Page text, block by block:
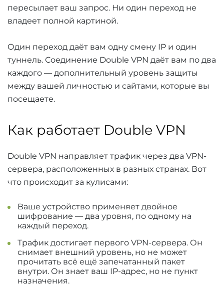
пересылает ваш запрос. Ни один переход не
владеет полной картиной.
Один переход даёт вам одну смену IP и один
туннель. Соединение Double VPN даёт вам по два
каждого — дополнительный уровень защиты
между вашей личностью и сайтами, которые вы
посещаете.
Как работает Double VPN
Double VPN направляет трафик через два VPN-
сервера, расположенных в разных странах. Вот
что происходит за кулисами:
Ваше устройство применяет двойное
шифрование — два уровня, по одному на
каждый переход.
Трафик достигает первого VPN-сервера. Он
снимает внешний уровень, но не может
прочитать всё ещё запечатанный пакет
внутри. Он знает ваш IP-адрес, но не пункт
назначения.